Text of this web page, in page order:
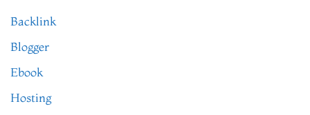
Backlink
Blogger
Ebook
Hosting